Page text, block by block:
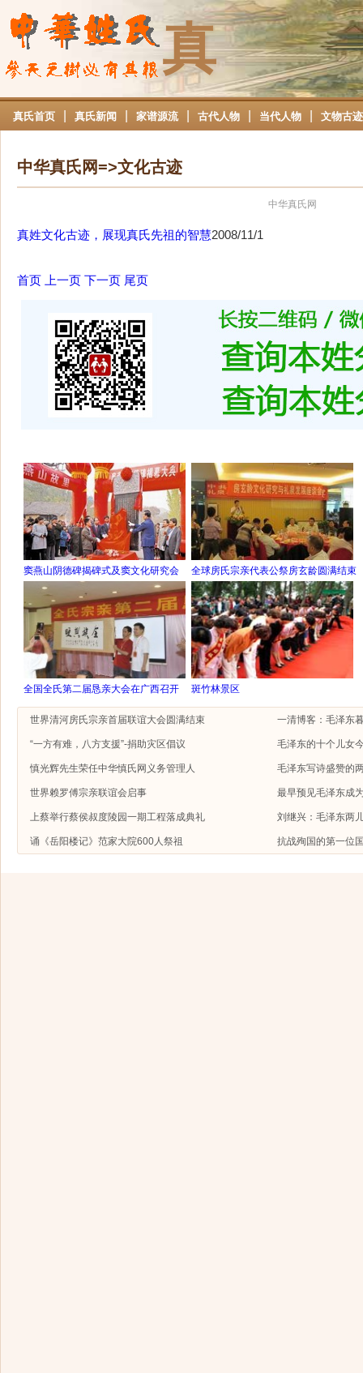
真
真氏首页 真氏新闻 家谱源流 古代人物 当代人物 文物古迹
中华真氏网=>文化古迹
中华真氏网
真姓文化古迹，展现真氏先祖的智慧2008/11/1
首页 上一页 下一页 尾页
窦燕山阴德碑揭碑式及窦文化研究会 全球房氏宗亲代表公祭房玄龄圆满结束
全国全氏第二届恳亲大会在广西召开 斑竹林景区
世界清河房氏宗亲首届联谊大会圆满结束 一清博客：毛泽东
“一方有难，八方支援”-捐助灾区倡议 毛泽东的十个儿女
慎光辉先生荣任中华慎氏网义务管理人 毛泽东写诗盛赞的
世界赖罗傅宗亲联谊会启事 最早预见毛泽东成
上蔡举行蔡侯叔度陵园一期工程落成典礼 刘继兴：毛泽东两
诵《岳阳楼记》范家大院600人祭祖 抗战殉国的第一位